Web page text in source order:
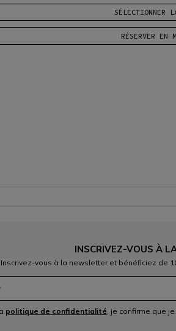
SÉLECTIONNER
RÉSERVER EN
INSCRIVEZ-VOUS À
Inscrivez-vous à la newsletter et bénéficiez de
politique de confidentialité , je confirme que